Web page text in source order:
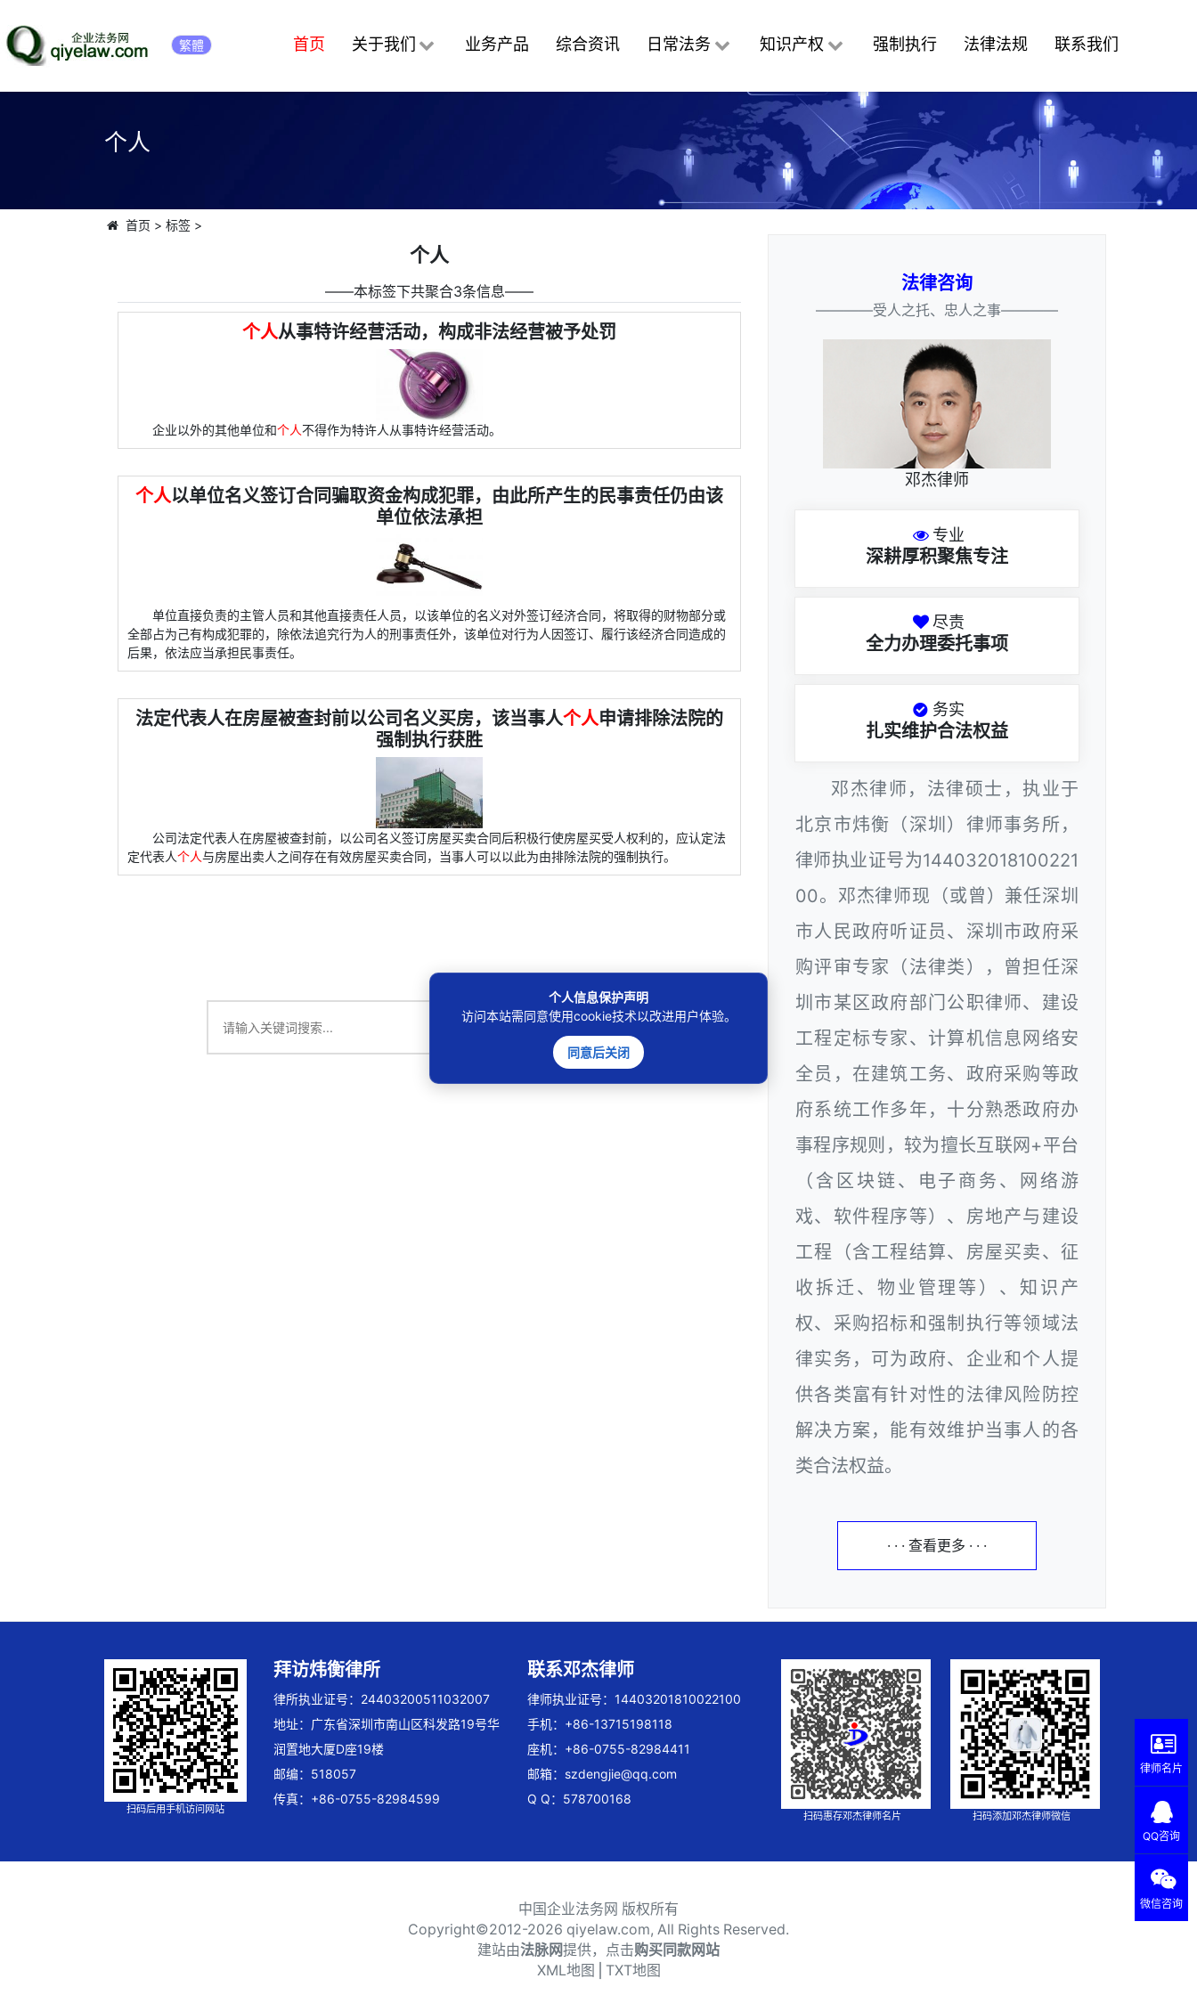
繁體 首页 关于我们 业务产品 综合资讯 日常法务 知识产权 强制执行 法律法规 联系我们
个人
首页 > 标签>
个人
――本标签下共聚合3条信息――
个人从事特许经营活动，构成非法经营被予处罚
企业以外的其他单位和个人不得作为特许人从事特许经营活动。
个人以单位名义签订合同骗取资金构成犯罪，由此所产生的民事责任仍由该
单位依法承担
单位直接负责的主管人员和其他直接责任人员，以该单位的名义对外签订经济合同，将取得的财物部分或
全部占为己有构成犯罪的，除依法追究行为人的刑事责任外，该单位对行为人因签订、履行该经济合同造成的
后果，依法应当承担民事责任。
法定代表人在房屋被查封前以公司名义买房，该当事人个人申请排除法院的
强制执行获胜
公司法定代表人在房屋被查封前，以公司名义签订房屋买卖合同后积极行使房屋买受人权利的，应认定法
定代表人个人与房屋出卖人之间存在有效房屋买卖合同，当事人可以以此为由排除法院的强制执行。
🔍
法律咨询
————受人之托、忠人之事————
邓杰律师
专业
深耕厚积聚焦专注
尽责
全力办理委托事项
务实
扎实维护合法权益
邓杰律师，法律硕士，执业于
北京市炜衡（深圳）律师事务所，
律师执业证号为144032018100221
00。邓杰律师现（或曾）兼任深圳
市人民政府听证员、深圳市政府采
购评审专家（法律类），曾担任深
圳市某区政府部门公职律师、建设
工程定标专家、计算机信息网络安
全员，在建筑工务、政府采购等政
府系统工作多年，十分熟悉政府办
事程序规则，较为擅长互联网+平台
（含区块链、电子商务、网络游
戏、软件程序等）、房地产与建设
工程（含工程结算、房屋买卖、征
收拆迁、物业管理等）、知识产
权、采购招标和强制执行等领域法
律实务，可为政府、企业和个人提
供各类富有针对性的法律风险防控
解决方案，能有效维护当事人的各
类合法权益。
· · · 查看更多 · · ·
扫码后用手机访问网站
拜访炜衡律所
律所执业证号：24403200511032007
地址：广东省深圳市南山区科发路19号华
润置地大厦D座19楼
邮编：518057
传真：+86-0755-82984599
联系邓杰律师
律师执业证号：14403201810022100
手机：+86-13715198118
座机：+86-0755-82984411
邮箱： szdengjie@qq.com
Q Q：578700168
扫码惠存邓杰律师名片 扫码添加邓杰律师微信
中国企业法务网 版权所有
Copyright©2012-2026 qiyelaw.com, All Rights Reserved.
建站由法脉网提供，点击购买同款网站
个人信息保护声明
访问本站需同意使用cookie技术以改进用户体验。
同意后关闭
XML地图 TXT地图
律师名片
QQ咨询
微信咨询